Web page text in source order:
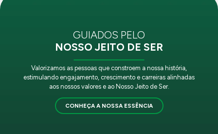
GUIADOS PELO
NOSSO JEITO DE SER
Valorizamos as pessoas que constroem a nossa história,
estimulando engajamento, crescimento e carreiras alinhadas
aos nossos valores e ao Nosso Jeito de Ser.
CONHEÇA A NOSSA ESSÊNCIA